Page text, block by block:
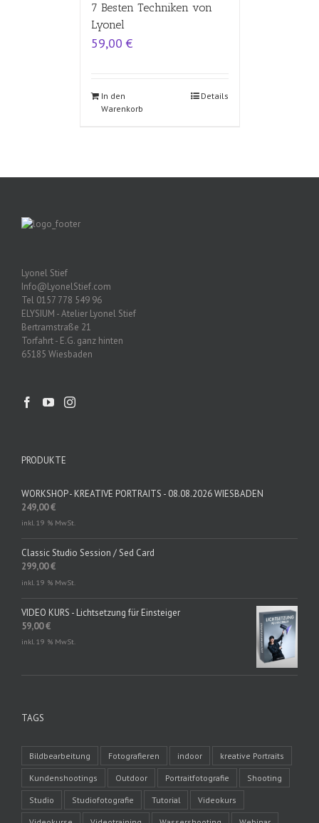
7 Besten Techniken von
Lyonel
59,00 €
In den
Warenkorb
Details
Lyonel Stief
Info@LyonelStief.com
Tel 0157 778 549 96
ELYSIUM - Atelier Lyonel Stief
Bertramstraße 21
Torfahrt - E.G. ganz hinten
65185 Wiesbaden
PRODUKTE
WORKSHOP - KREATIVE PORTRAITS - 08.08.2026 WIESBADEN
249,00€
inkl. 19 % MwSt.
Classic Studio Session / Sed Card
299,00€
inkl. 19 % MwSt.
VIDEO KURS - Lichtsetzung für Einsteiger
59,00€
inkl. 19 % MwSt.
TAGS
Bildbearbeitung Fotografieren indoor kreative Portraits
Kundenshootings Outdoor Portraitfotografie Shooting
Studio Studiofotografie Tutorial Videokurs